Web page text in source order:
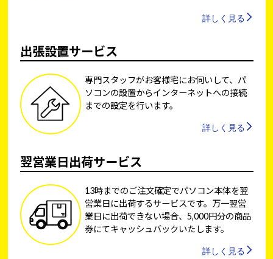
詳しく見る
出張設置サービス
専門スタッフがお客様宅にお伺いして、パ
ソコンの設置からインターネットへの接続
までの設定を行います。
詳しく見る
翌営業日出荷サービス
13時までのご注文確定でパソコン本体を翌
営業日に出荷するサービスです。万一翌営
業日に出荷できない場合、5,000円分の商品
券にてキャッシュバックいたします。
詳しく見る